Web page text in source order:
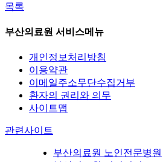
목록
부산의료원 서비스메뉴
개인정보처리방침
이용약관
이메일주소무단수집거부
환자의 권리와 의무
사이트맵
관련사이트
부산의료원 노인전문병원